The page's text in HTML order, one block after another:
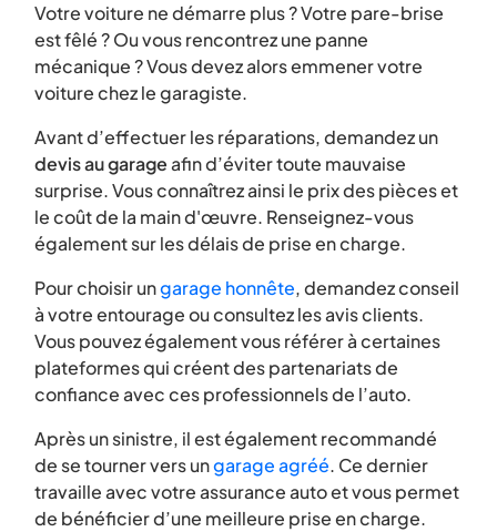
Votre voiture ne démarre plus ? Votre pare-brise
est fêlé ? Ou vous rencontrez une panne
mécanique ? Vous devez alors emmener votre
voiture chez le garagiste.
Avant d’effectuer les réparations, demandez un
devis au garageafin d’éviter toute mauvaise
surprise. Vous connaîtrez ainsi le prix des pièces et
le coût de la main d'œuvre. Renseignez-vous
également sur les délais de prise en charge.
Pour choisir ungarage honnête, demandez conseil
à votre entourage ou consultez les avis clients.
Vous pouvez également vous référer à certaines
plateformes qui créent des partenariats de
confiance avec ces professionnels de l’auto.
Après un sinistre, il est également recommandé
de se tourner vers ungarage agréé. Ce dernier
travaille avec votre assurance auto et vous permet
de bénéficier d’une meilleure prise en charge.